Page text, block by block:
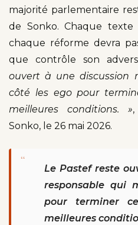
majorité parlementaire
de Sonko. Chaque
chaque réforme devra
que contrôle son
ouvert à une discussion
côté les ego pour
meilleures conditions. »
Sonko, le 26 mai 2026.
“
Le Pastef reste
responsable qui
pour terminer
meilleures